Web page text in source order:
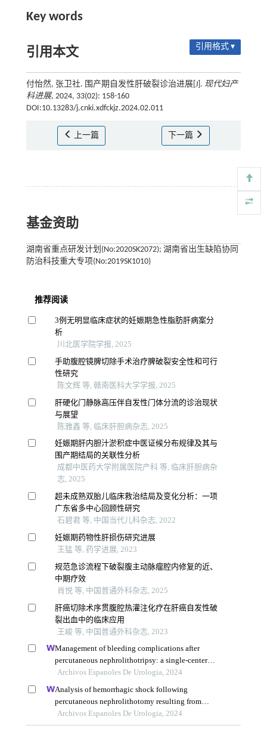
Key words
引用本文 引用格式 ▾
付怡然, 张卫社. 围产期自发性肝破裂诊治进展[J]. 现代妇产
科进展, 2024, 33(02): 158-160
DOI:10.13283/j.cnki.xdfckjz.2024.02.011
上一篇 下一篇
基金资助
湖南省重点研发计划(No:2020SK2072); 湖南省出生缺陷协同
防治科技重大专项(No:2019SK1010)